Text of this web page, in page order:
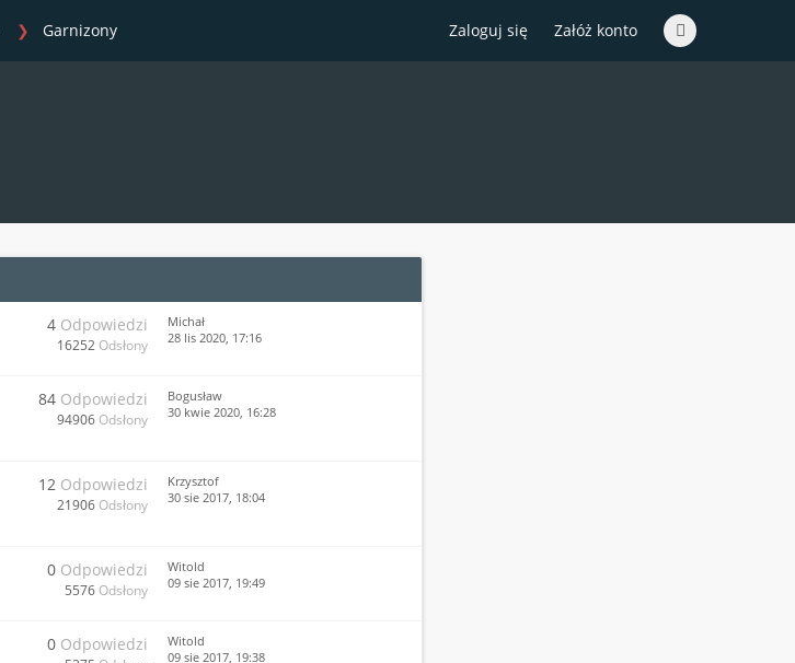
Zaloguj się Załóż konto
Garnizony
4 Odpowiedzi
16252 Odsłony
Michał
28 lis 2020, 17:16
84 Odpowiedzi
94906 Odsłony
Bogusław
30 kwie 2020, 16:28
12 Odpowiedzi
21906 Odsłony
Krzysztof
30 sie 2017, 18:04
0 Odpowiedzi
5576 Odsłony
Witold
09 sie 2017, 19:49
0 Odpowiedzi
Witold
09 sie 2017, 19:38